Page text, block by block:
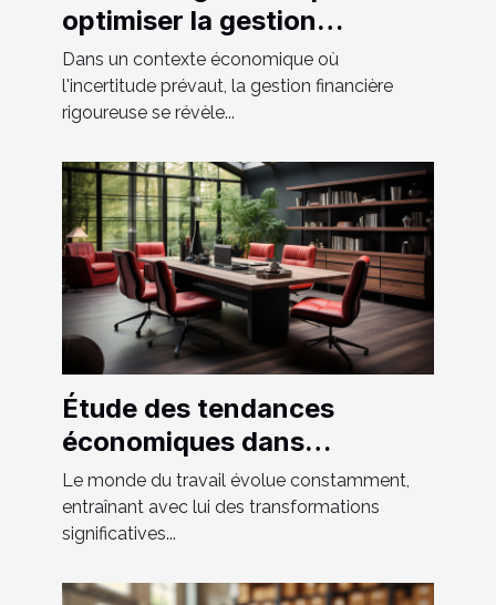
optimiser la gestion
financière d'une petite
entreprise en période de
crise
Dans un contexte économique où
l'incertitude prévaut, la gestion financière
rigoureuse se révèle...
Étude des tendances
économiques dans
l'industrie du mobilier de
bureau en France
Le monde du travail évolue constamment,
entraînant avec lui des transformations
significatives...